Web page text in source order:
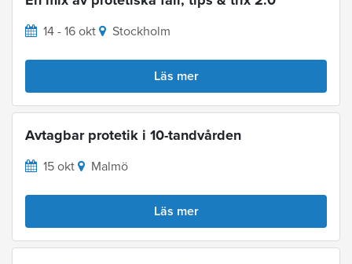
14 - 16 okt Stockholm
Läs mer
Avtagbar protetik i 10-tandvården
15 okt Malmö
Läs mer